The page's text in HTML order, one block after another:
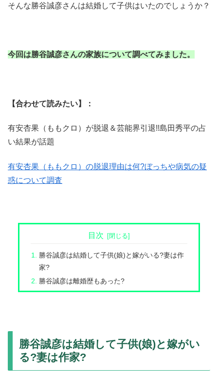
そんな勝谷誠彦さんは結婚して子供はいたのでしょうか？
今回は勝谷誠彦さんの家族について調べてみました。
【合わせて読みたい】：
有安杏果（ももクロ）が脱退＆芸能界引退!!島田秀平の占
い結果が話題
有安杏果（ももクロ）の脱退理由は何?ぼっちや病気の疑
惑について調査
目次
勝谷誠彦は結婚して子供(娘)と嫁がいる?妻は作
家?
勝谷誠彦は離婚歴もあった?
勝谷誠彦は結婚して子供(娘)と嫁がい
る?妻は作家?